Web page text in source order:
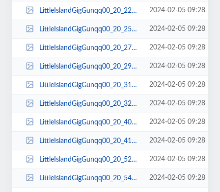
LittleIslandGigGunqq00_20_22qq00135.jpg 2024-02-05 09:28
LittleIslandGigGunqq00_20_25qq00136.jpg 2024-02-05 09:28
LittleIslandGigGunqq00_20_27qq00137.jpg 2024-02-05 09:28
LittleIslandGigGunqq00_20_29qq00138.jpg 2024-02-05 09:28
LittleIslandGigGunqq00_20_31qq00139.jpg 2024-02-05 09:28
LittleIslandGigGunqq00_20_32qq00140.jpg 2024-02-05 09:28
LittleIslandGigGunqq00_20_40qq00141.jpg 2024-02-05 09:28
LittleIslandGigGunqq00_20_41qq00142.jpg 2024-02-05 09:28
LittleIslandGigGunqq00_20_52qq00143.jpg 2024-02-05 09:28
LittleIslandGigGunqq00_20_54qq00144.jpg 2024-02-05 09:28